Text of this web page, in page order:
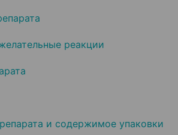
реакции
и содержимое упаковки